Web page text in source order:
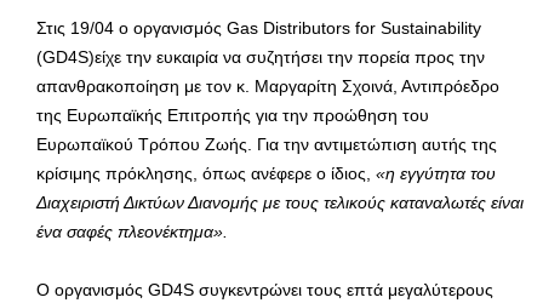
Στις 19/04 ο οργανισμός Gas Distributors for Sustainability
(GD4S)είχε την ευκαιρία να συζητήσει την πορεία προς την
απανθρακοποίηση με τον κ. Μαργαρίτη Σχοινά, Αντιπρόεδρο
της Ευρωπαϊκής Επιτροπής για την προώθηση του
Ευρωπαϊκού Τρόπου Ζωής. Για την αντιμετώπιση αυτής της
κρίσιμης πρόκλησης, όπως ανέφερε ο ίδιος, «η εγγύτητα του
Διαχειριστή Δικτύων Διανομής με τους τελικούς καταναλωτές είναι
ένα σαφές πλεονέκτημα».
Ο οργανισμός GD4S συγκεντρώνει τους επτά μεγαλύτερους